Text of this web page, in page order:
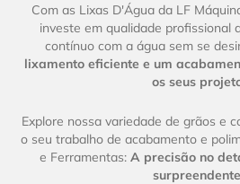
Com as Lixas D'Água da LF
investe em qualidade profissional
contínuo com a água sem se
lixamento eficiente e um
os seus
Explore nossa variedade de grãos e
o seu trabalho de acabamento e
e Ferramentas: A precisão no